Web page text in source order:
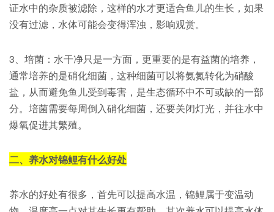
证水中的杂质被滤除，这样的水才更适合鱼儿的生长，如果
没有过滤，水体可能会变得浑浊，影响观赏。
3、培菌：水干净只是一方面，更重要的是有益菌的培养，
通常培养的是硝化细菌，这种细菌可以将氨氮转化为硝酸
盐，从而避免鱼儿受到毒害，是生态循环中不可或缺的一部
分。培菌需要每周倒入硝化细菌，还要关闭灯光，并往水中
爆氧促进其繁殖。
二、养水对锦鲤有什么好处
养水的好处有很多，首先可以提高水温，锦鲤属于变温动